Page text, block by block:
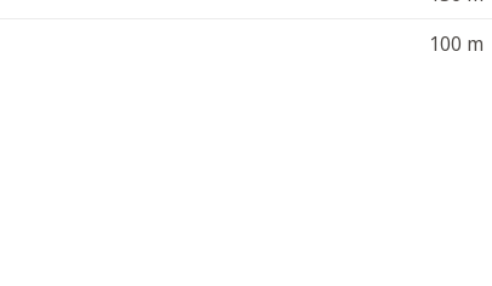
100 m